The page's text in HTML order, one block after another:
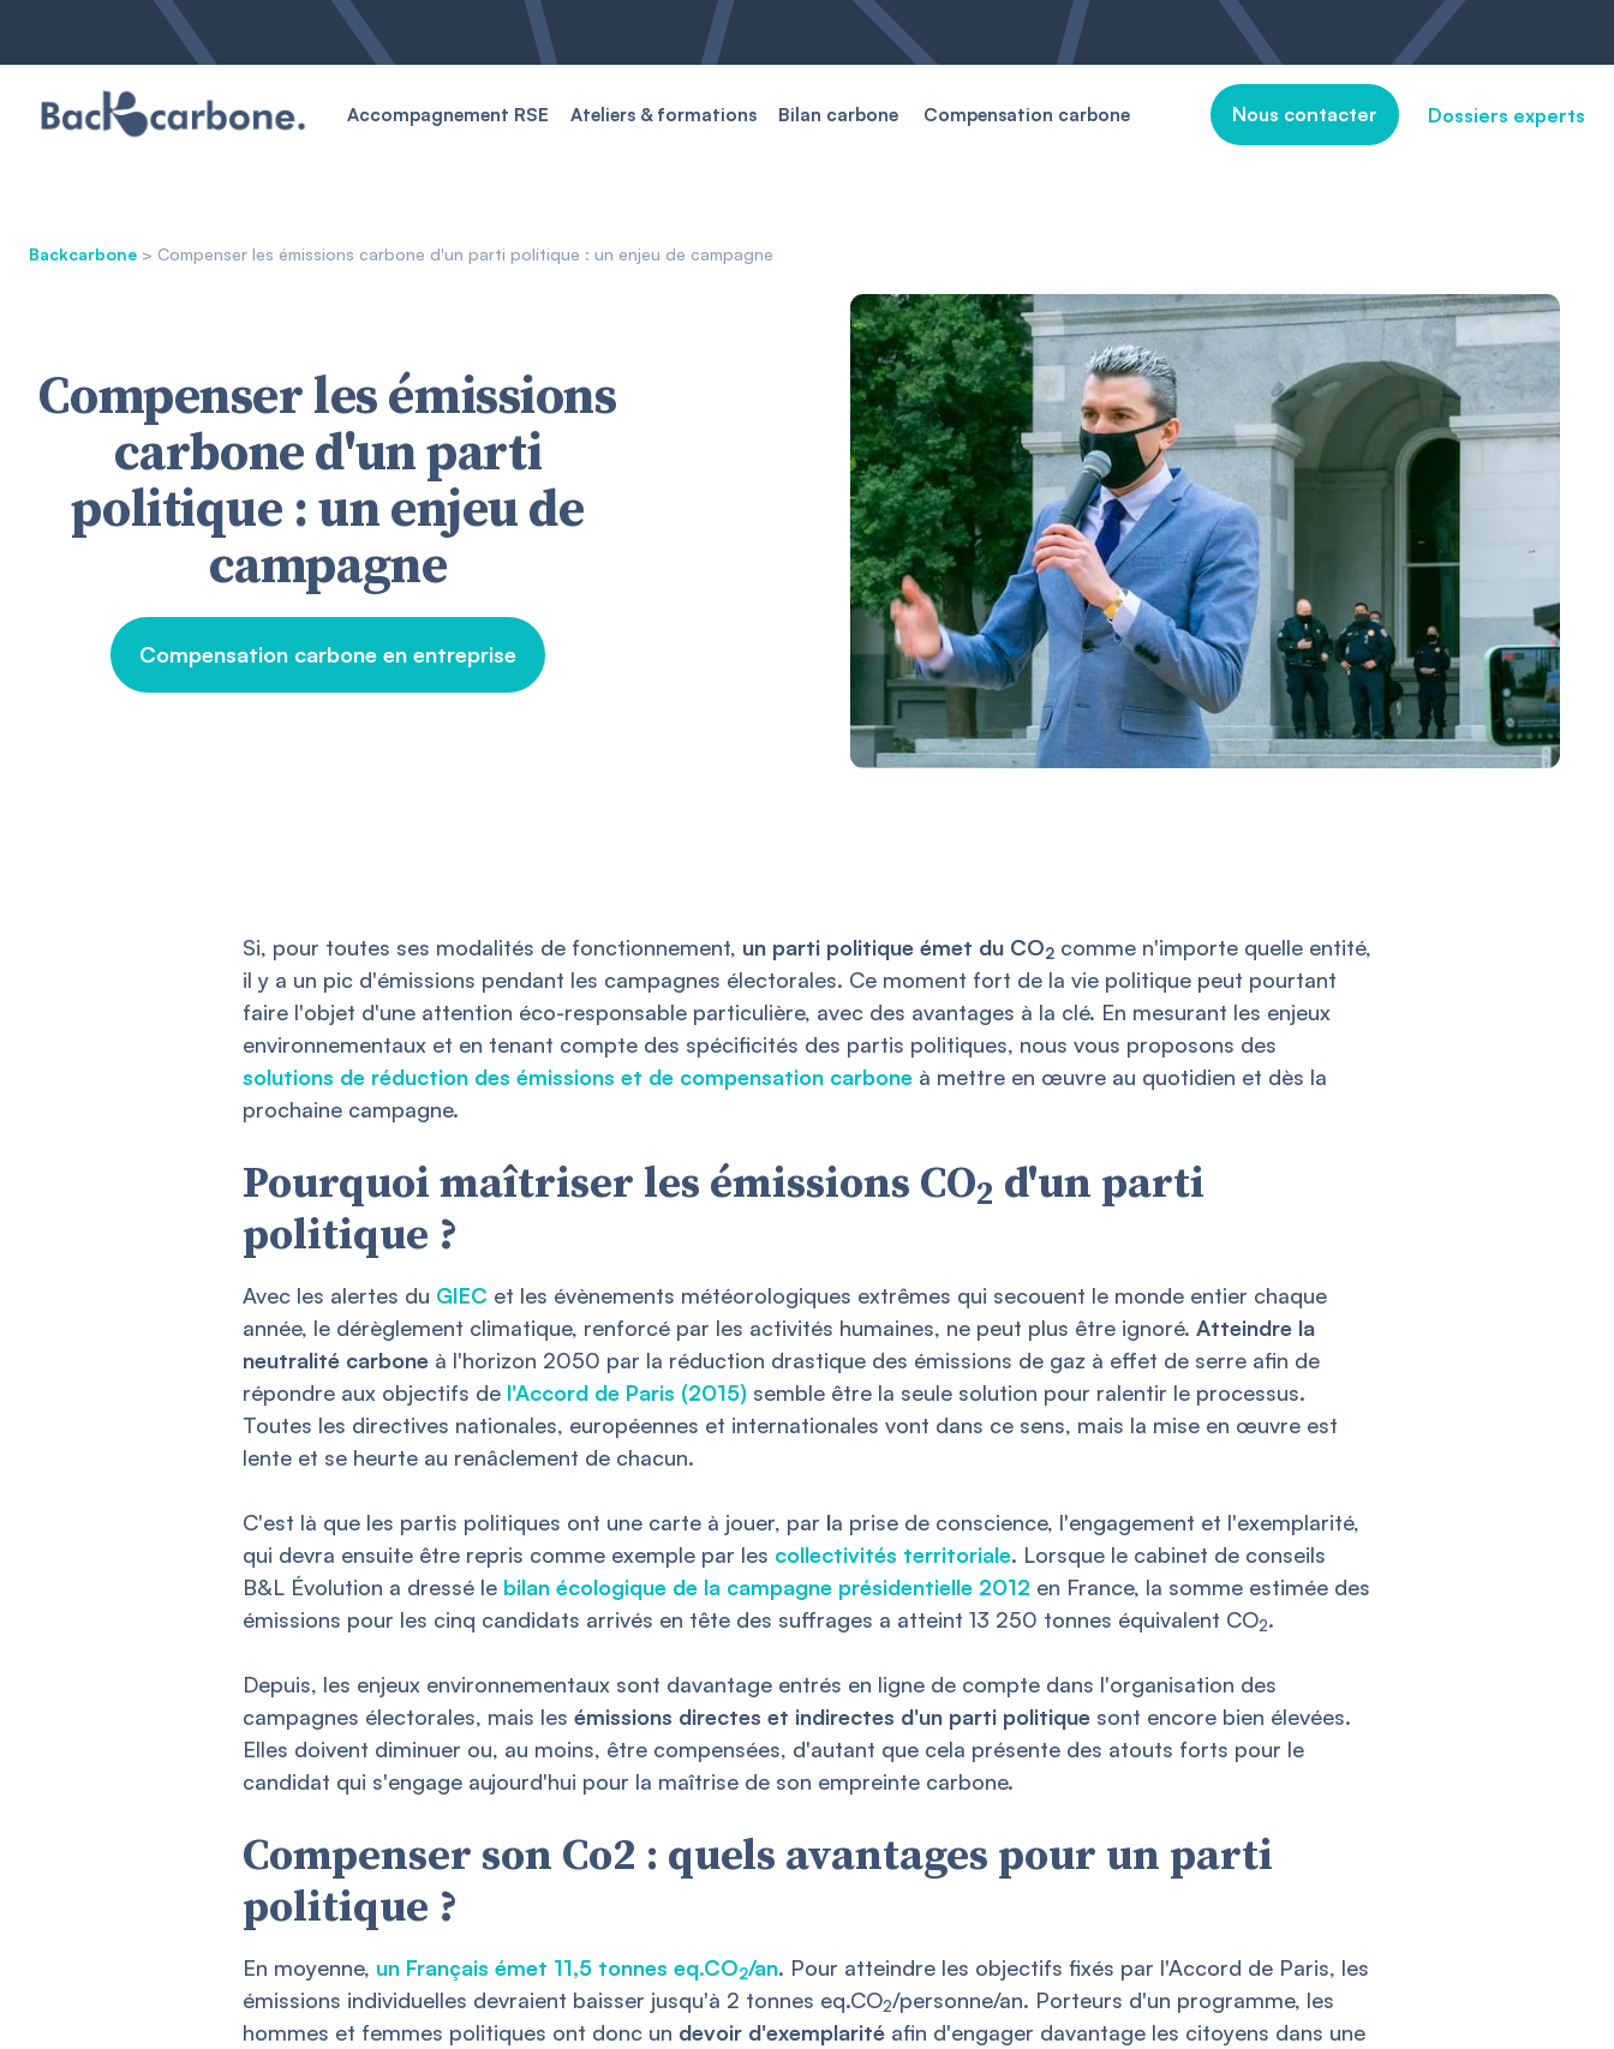
Accompagnement RSE Ateliers & formations Bilan carbone Compensation carbone Nous contacter Dossiers experts
Backcarbone > Compenser les émissions carbone d'un parti politique : un enjeu de campagne
Compenser les émissions
carbone d'un parti
politique : un enjeu de
campagne
Compensation carbone en entreprise
Si, pour toutes ses modalités de fonctionnement, un parti politique émet du CO2 comme n'importe quelle entité,
il y a un pic d'émissions pendant les campagnes électorales. Ce moment fort de la vie politique peut pourtant
faire l'objet d'une attention éco-responsable particulière, avec des avantages à la clé. En mesurant les enjeux
environnementaux et en tenant compte des spécificités des partis politiques, nous vous proposons des
solutions de réduction des émissions et de compensation carbone à mettre en œuvre au quotidien et dès la
prochaine campagne.
Pourquoi maîtriser les émissions CO2 d'un parti
politique ?
Avec les alertes du GIEC et les évènements météorologiques extrêmes qui secouent le monde entier chaque
année, le dérèglement climatique, renforcé par les activités humaines, ne peut plus être ignoré. Atteindre la
neutralité carbone à l'horizon 2050 par la réduction drastique des émissions de gaz à effet de serre afin de
répondre aux objectifs de l'Accord de Paris (2015) semble être la seule solution pour ralentir le processus.
Toutes les directives nationales, européennes et internationales vont dans ce sens, mais la mise en œuvre est
lente et se heurte au renâclement de chacun.
C'est là que les partis politiques ont une carte à jouer, par la prise de conscience, l'engagement et l'exemplarité,
qui devra ensuite être repris comme exemple par les collectivités territoriale. Lorsque le cabinet de conseils
B&L Évolution a dressé le bilan écologique de la campagne présidentielle 2012 en France, la somme estimée des
émissions pour les cinq candidats arrivés en tête des suffrages a atteint 13 250 tonnes équivalent CO2.
Depuis, les enjeux environnementaux sont davantage entrés en ligne de compte dans l'organisation des
campagnes électorales, mais les émissions directes et indirectes d'un parti politique sont encore bien élevées.
Elles doivent diminuer ou, au moins, être compensées, d'autant que cela présente des atouts forts pour le
candidat qui s'engage aujourd'hui pour la maîtrise de son empreinte carbone.
Compenser son Co2 : quels avantages pour un parti
politique ?
En moyenne, un Français émet 11,5 tonnes eq.CO2/an. Pour atteindre les objectifs fixés par l'Accord de Paris, les
émissions individuelles devraient baisser jusqu'à 2 tonnes eq.CO2/personne/an. Porteurs d'un programme, les
hommes et femmes politiques ont donc un devoir d'exemplarité afin d'engager davantage les citoyens dans une